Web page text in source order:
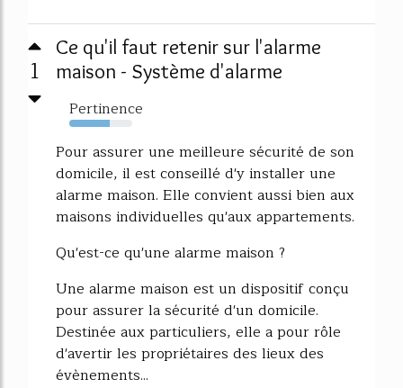
1
Ce qu'il faut retenir sur l'alarme
maison - Système d'alarme
Pertinence
64%
Pour assurer une meilleure sécurité de son
domicile, il est conseillé d'y installer une
alarme maison. Elle convient aussi bien aux
maisons individuelles qu'aux appartements.
Qu'est-ce qu'une alarme maison ?
Une alarme maison est un dispositif conçu
pour assurer la sécurité d'un domicile.
Destinée aux particuliers, elle a pour rôle
d'avertir les propriétaires des lieux des
évènements...